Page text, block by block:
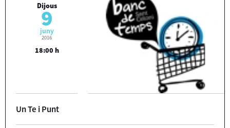
Dijous
9
juny
2016
18:00 h
Un Te i Punt